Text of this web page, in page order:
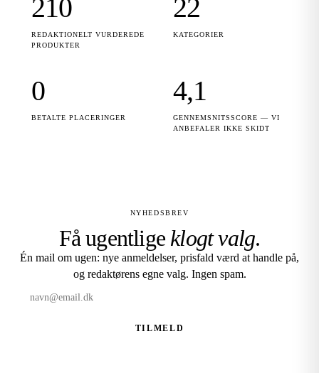
210
REDAKTIONELT VURDEREDE
PRODUKTER
22
KATEGORIER
0
BETALTE PLACERINGER
4,1
GENNEMSNITSSCORE — VI
ANBEFALER IKKE SKIDT
NYHEDSBREV
Få ugentlige klogt valg.
Én mail om ugen: nye anmeldelser, prisfald værd at handle på,
og redaktørens egne valg. Ingen spam.
TILMELD